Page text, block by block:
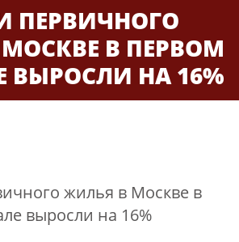
ПЕРВИЧНОГО
В ПЕРВОМ
ВЫРОСЛИ НА 16%
жилья в Москве в
выросли на 16%